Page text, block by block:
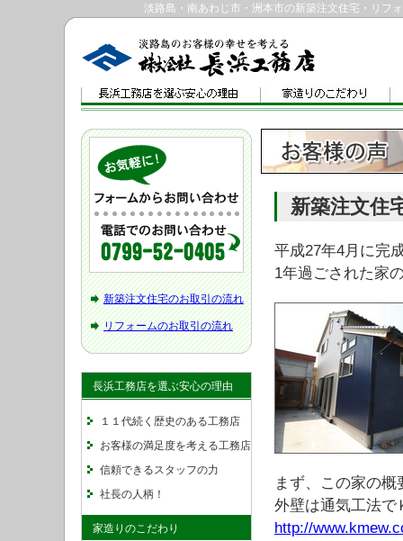
淡路島・南あわじ市・洲本市の新築注文住宅・リ
新築注文
平成27年4月に完
1年過ごされた家
まず、この家の
外壁は通気工法で
http://
新築注文住宅のお取引の流れ
リフォームのお取引の流れ
長浜工務店を選ぶ安心の理由
１１代続く歴史のある工務店
お客様の満足度を考える工務店
信頼できるスタッフの力
社長の人柄！
家造りのこだわり